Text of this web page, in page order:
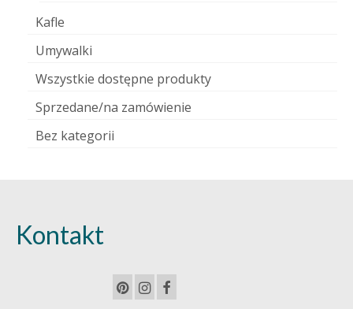
Kafle
Umywalki
Wszystkie dostępne produkty
Sprzedane/na zamówienie
Bez kategorii
Kontakt